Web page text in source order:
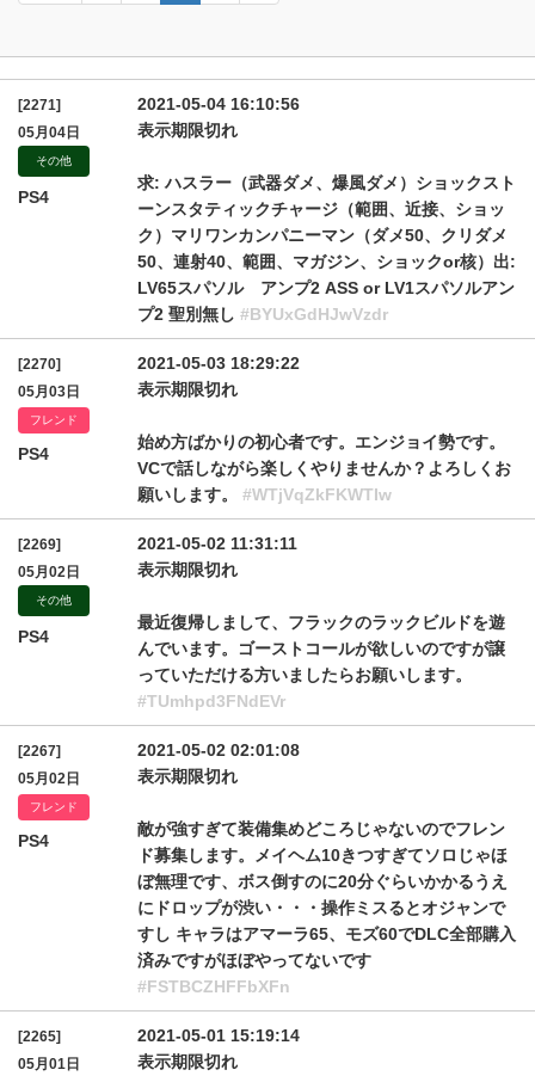
[2271]
05月04日
その他
PS4
2021-05-04 16:10:56
表示期限切れ
求: ハスラー（武器ダメ、爆風ダメ）ショックスト
ーンスタティックチャージ（範囲、近接、ショッ
ク）マリワンカンパニーマン（ダメ50、クリダメ
50、連射40、範囲、マガジン、ショックor核）出:
LV65スパソル アンプ2 ASS or LV1スパソルアン
プ2 聖別無し #BYUxGdHJwVzdr
[2270]
05月03日
フレンド
PS4
2021-05-03 18:29:22
表示期限切れ
始め方ばかりの初心者です。エンジョイ勢です。
VCで話しながら楽しくやりませんか？よろしくお
願いします。 #WTjVqZkFKWTIw
[2269]
05月02日
その他
PS4
2021-05-02 11:31:11
表示期限切れ
最近復帰しまして、フラックのラックビルドを遊
んでいます。ゴーストコールが欲しいのですが譲
っていただける方いましたらお願いします。
#TUmhpd3FNdEVr
[2267]
05月02日
フレンド
PS4
2021-05-02 02:01:08
表示期限切れ
敵が強すぎて装備集めどころじゃないのでフレン
ド募集します。メイヘム10きつすぎてソロじゃほ
ぼ無理です、ボス倒すのに20分ぐらいかかるうえ
にドロップが渋い・・・操作ミスるとオジャンで
すし キャラはアマーラ65、モズ60でDLC全部購入
済みですがほぼやってないです
#FSTBCZHFFbXFn
[2265]
05月01日
2021-05-01 15:19:14
表示期限切れ